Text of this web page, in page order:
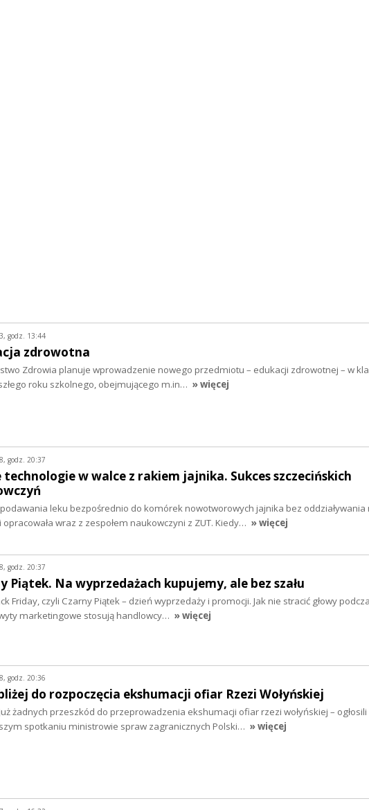
godz. 13:44
zdrowotna
Zdrowia planuje wprowadzenie nowego przedmiotu – edukacji zdrowotnej – w
roku szkolnego, obejmującego m.in… » więcej
godz. 20:37
technologie w walce z rakiem jajnika. Sukces szczecińskich
leku bezpośrednio do komórek nowotworowych jajnika bez oddziaływania
wraz z zespołem naukowczyni z ZUT. Kiedy… » więcej
godz. 20:37
Piątek. Na wyprzedażach kupujemy, ale bez szału
Friday, czyli Czarny Piątek – dzień wyprzedaży i promocji. Jak nie stracić głowy
marketingowe stosują handlowcy… » więcej
godz. 20:36
do rozpoczęcia ekshumacji ofiar Rzezi Wołyńskiej
żadnych przeszkód do przeprowadzenia ekshumacji ofiar rzezi wołyńskiej – ogłosili
spotkaniu ministrowie spraw zagranicznych Polski… » więcej